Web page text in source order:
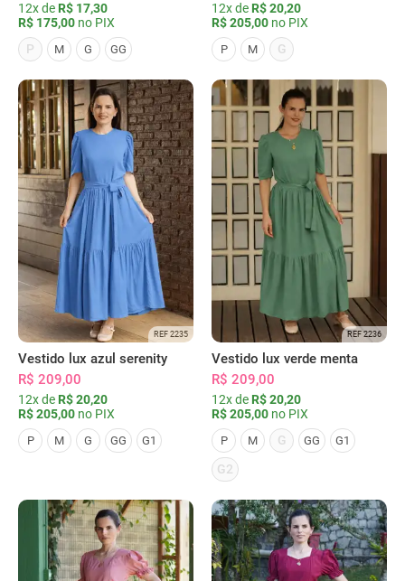
12x de R$ 17,30
R$ 175,00 no PIX
P
M G GG
12x de R$ 20,20
R$ 205,00 no PIX
P M G
REF 2235
Vestido lux azul serenity
R$ 209,00
12x de R$ 20,20
R$ 205,00 no PIX
P M G GG G1
REF 2236
Vestido lux verde menta
R$ 209,00
12x de R$ 20,20
R$ 205,00 no PIX
P M G GG G1
G2